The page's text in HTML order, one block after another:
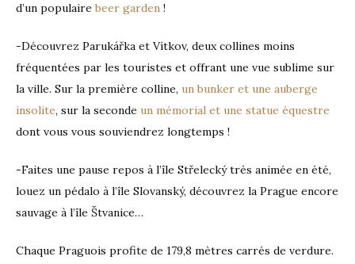
d’un populaire beer garden !
-Découvrez Parukářka et Vítkov, deux collines moins
fréquentées par les touristes et offrant une vue sublime sur
la ville. Sur la première colline, un bunker et une auberge
insolite, sur la seconde un mémorial et une statue équestre
dont vous vous souviendrez longtemps !
-Faites une pause repos à l’île Střelecký très animée en été,
louez un pédalo à l’île Slovanský, découvrez la Prague encore
sauvage à l’île Štvanice…
Chaque Praguois profite de 179,8 mètres carrés de verdure.